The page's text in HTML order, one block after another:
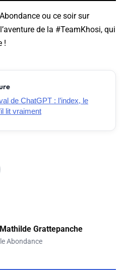
ou ce soir sur
de la #TeamKhosi, qui
!
de ChatGPT : l’index, le
lit vraiment
Mathilde Grattepanche
Abondance